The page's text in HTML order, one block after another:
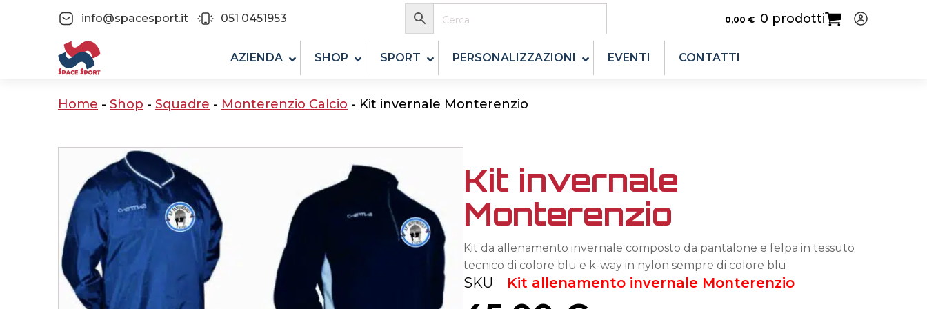
info@spacesport.it 051 0451953 0,00 € 0 prodotti
AZIENDA SHOP SPORT PERSONALIZZAZIONI EVENTI CONTATTI
Home - Shop - Squadre - Monterenzio Calcio - Kit invernale Monterenzio
Kit invernale
Monterenzio
Kit da allenamento invernale composto da pantalone e felpa in tessuto
tecnico di colore blu e k-way in nylon sempre di colore blu
SKU Kit allenamento invernale Monterenzio